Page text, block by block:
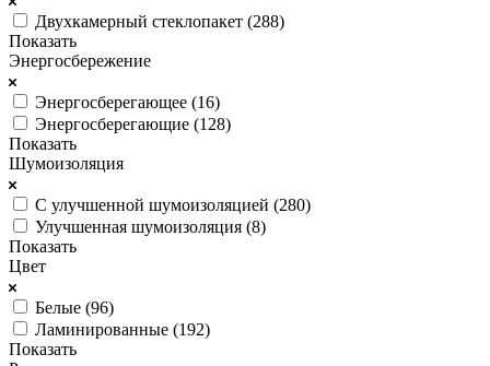
Двухкамерный стеклопакет (288)
Показать
Энергосбережение
Энергосберегающее (16)
Энергосберегающие (128)
Показать
Шумоизоляция
С улучшенной шумоизоляцией (280)
Улучшенная шумоизоляция (8)
Показать
Цвет
Белые (96)
Ламинированные (192)
Показать